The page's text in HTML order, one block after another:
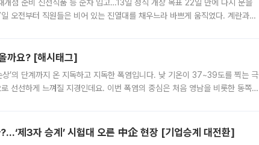
개점 준비 신선식품 등 순차 입고…13일 정식 개장 목표 22일 만에 다시 문을
오전부터 직원들은 비어 있는 진열대를 채우느라 바쁘게 움직였다. 계란과
까요? [해시태그]
상’의 단계까지 온 지독하고 지독한 폭염입니다. 낮 기온이 37~39도를 찍는 극
선선하게 느껴질 지경인데요. 이번 폭염의 중심은 처음 영남을 비롯한 동쪽
제3자 승계’ 시험대 오른 中企 현장 [기업승계 대전환]